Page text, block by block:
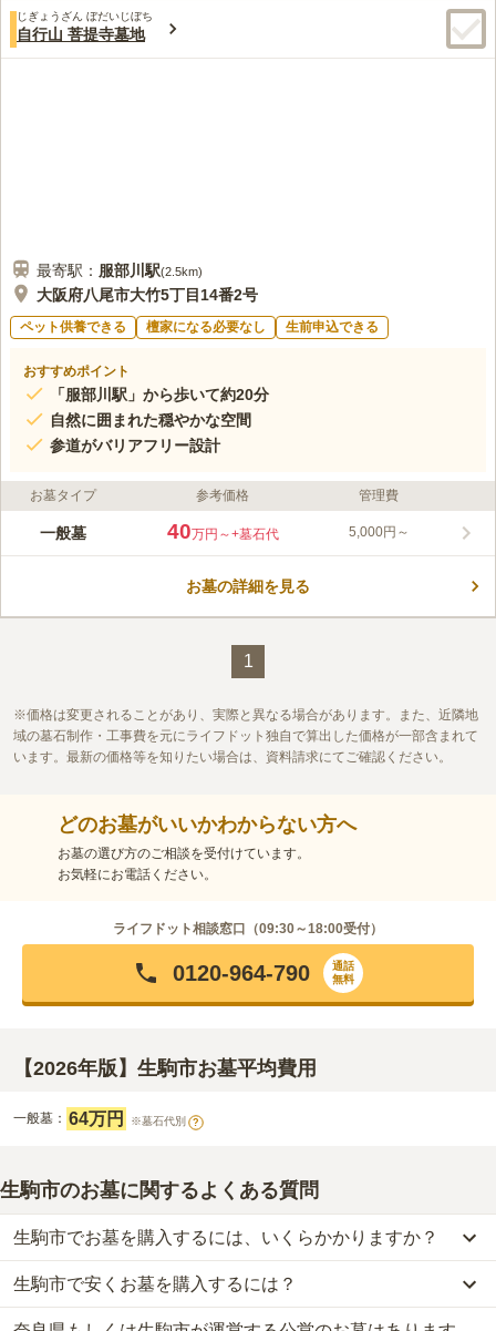
じぎょうざん ぼだいじぼち
自行山 菩提寺墓地
最寄駅： 服部川駅(2.5km)
大阪府八尾市大竹5丁目14番2号
ペット供養できる 檀家になる必要なし 生前申込できる
おすすめポイント
「服部川駅」から歩いて約20分
自然に囲まれた穏やかな空間
参道がバリアフリー設計
お墓タイプ 参考価格 管理費
一般墓 40万円～+墓石代 5,000円～
お墓の詳細を見る
1
価格は変更されることがあり、実際と異なる場合があります。また、近隣地
域の墓石制作・工事費を元にライフドット独自で算出した価格が一部含まれて
います。最新の価格等を知りたい場合は、資料請求にてご確認ください。
どのお墓がいいかわからない方へ
お墓の選び方のご相談を受付けています。
お気軽にお電話ください。
ライフドット相談窓口（09:30～18:00受付）
0120-964-790
通話
無料
【2026年版】生駒市お墓平均費用
一般墓： 64万円 ※墓石代別 ?
生駒市のお墓に関するよくある質問
生駒市でお墓を購入するには、いくらかかりますか？
生駒市での購入費用の目安は、一般墓が約210万円
一般墓を建てる場合は、「永代使用料（土地代）」と「墓石代」の
生駒市で安くお墓を購入するには？